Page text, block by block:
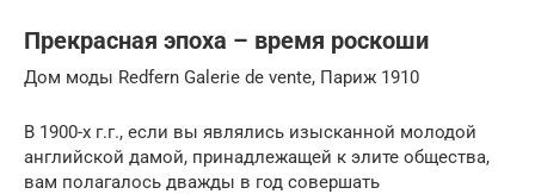
Прекрасная эпоха – время роскоши
Дом моды Redfern Galerie de vente, Париж 1910
В 1900-х г.г., если вы являлись изысканной молодой
английской дамой, принадлежащей к элите общества,
вам полагалось дважды в год совершать